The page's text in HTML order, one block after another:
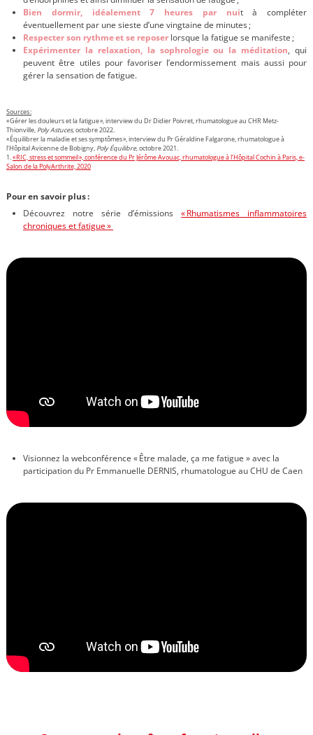
Bien dormir, idéalement 7 heures par nuit à compléter
éventuellement par une sieste d’une vingtaine de minutes ;
Respecter son rythme et se reposer lorsque la fatigue se manifeste ;
Expérimenter la relaxation, la sophrologie ou la méditation, qui
peuvent être utiles pour favoriser l’endormissement mais aussi pour
gérer la sensation de fatigue.
Sources :
« Gérer les douleurs et la fatigue », interview du Dr Didier Poivret, rhumatologue au CHR Metz-
Thionville, Poly Astuces, octobre 2022.
« Équilibrer la maladie et ses symptômes », interview du Pr Géraldine Falgarone, rhumatologue à
l’Hôpital Avicenne de Bobigny, Poly Équilibre, octobre 2021.
1.« RIC, stress et sommeil », conférence du Pr Jérôme Avouac, rhumatologue à l’Hôpital Cochin à Paris, e-
Salon de la PolyArthrite, 2020
Pour en savoir plus :
Découvrez notre série d’émissions« Rhumatismes inflammatoires
chroniques et fatigue »
Visionnez la webconférence « Être malade, ça me fatigue » avec la
participation du Pr Emmanuelle DERNIS, rhumatologue au CHU de Caen